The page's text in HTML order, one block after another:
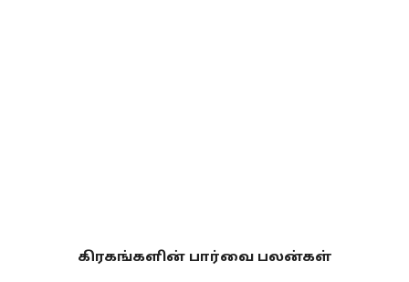
கிரகங்களின் பார்வை பலன்கள்